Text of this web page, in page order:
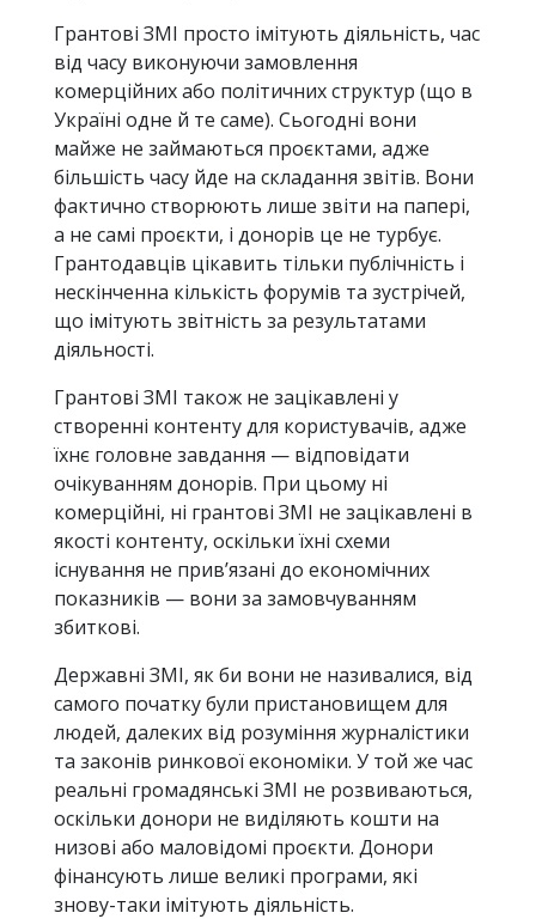
Грантові ЗМІ просто імітують діяльність, час
від часу виконуючи замовлення
комерційних або політичних структур (що в
Україні одне й те саме). Сьогодні вони
майже не займаються проєктами, адже
більшість часу йде на складання звітів. Вони
фактично створюють лише звіти на папері,
а не самі проєкти, і донорів це не турбує.
Грантодавців цікавить тільки публічність і
нескінченна кількість форумів та зустрічей,
що імітують звітність за результатами
діяльності.
Грантові ЗМІ також не зацікавлені у
створенні контенту для користувачів, адже
їхнє головне завдання — відповідати
очікуванням донорів. При цьому ні
комерційні, ні грантові ЗМІ не зацікавлені в
якості контенту, оскільки їхні схеми
існування не прив’язані до економічних
показників — вони за замовчуванням
збиткові.
Державні ЗМІ, як би вони не називалися, від
самого початку були пристановищем для
людей, далеких від розуміння журналістики
та законів ринкової економіки. У той же час
реальні громадянські ЗМІ не розвиваються,
оскільки донори не виділяють кошти на
низові або маловідомі проєкти. Донори
фінансують лише великі програми, які
знову-таки імітують діяльність.